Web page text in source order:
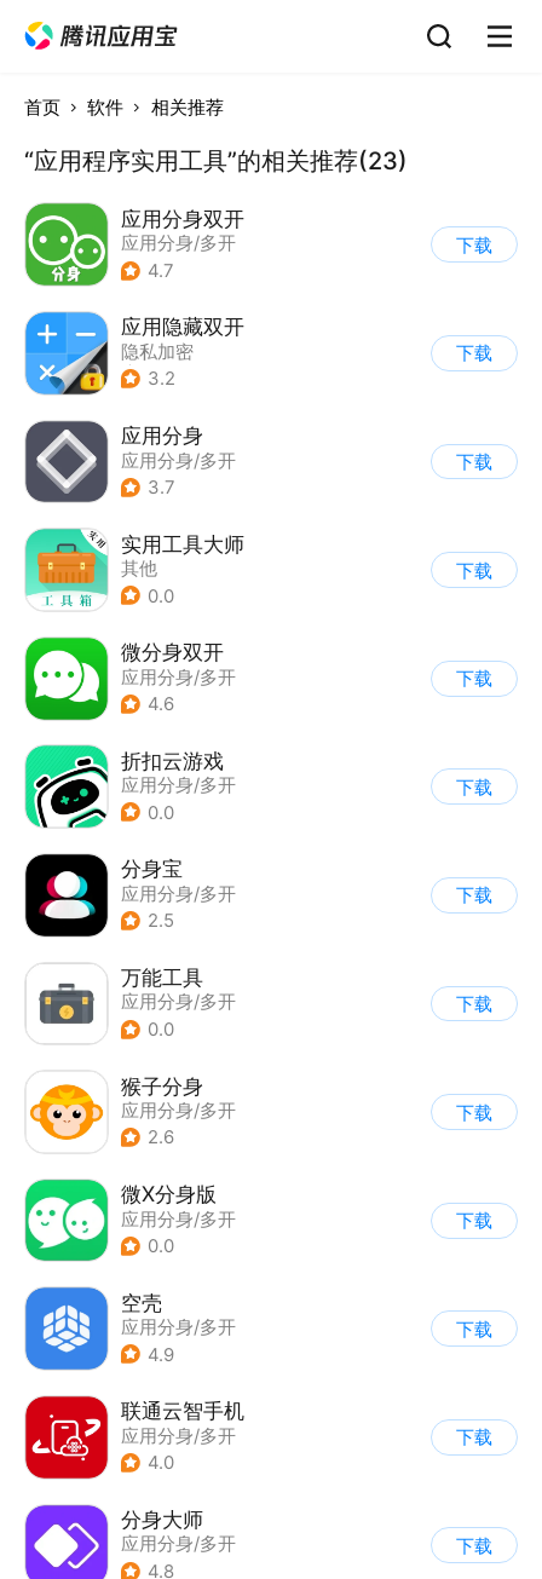
首页 软件 相关推荐
“应用程序实用工具”的相关推荐(23)
应用分身双开
应用分身/多开
4.7
下载
应用隐藏双开
隐私加密
| 应用分身/多开
3.2
下载
应用分身
应用分身/多开
3.7
下载
实用工具大师
其他
0.0
下载
微分身双开
应用分身/多开
4.6
下载
折扣云游戏
应用分身/多开
0.0
下载
分身宝
应用分身/多开
2.5
下载
万能工具
应用分身/多开
0.0
下载
猴子分身
应用分身/多开
2.6
下载
微X分身版
应用分身/多开
0.0
下载
空壳
应用分身/多开
4.9
下载
联通云智手机
应用分身/多开
4.0
下载
分身大师
应用分身/多开
4.8
下载